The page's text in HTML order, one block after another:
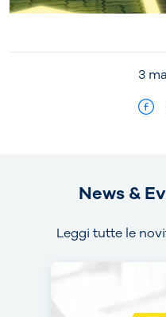
3
News &
Leggi tutte le